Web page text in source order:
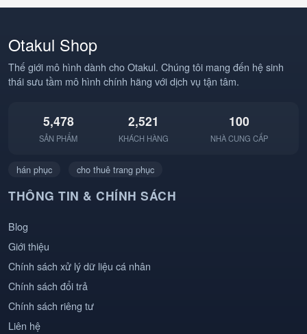
#BangMuRom
#AnimeDance
Otakul Shop
Thế giới mô hình dành cho Otakul. Chúng tôi mang đến hệ sinh
thái sưu tầm mô hình chính hãng với dịch vụ tận tâm.
5,478
SẢN PHẨM
2,521
KHÁCH HÀNG
100
NHÀ CUNG CẤP
hán phục cho thuê trang phục
THÔNG TIN & CHÍNH SÁCH
Blog
Giới thiệu
Chính sách xử lý dữ liệu cá nhân
Chính sách đổi trả
Chính sách riêng tư
Liên hệ